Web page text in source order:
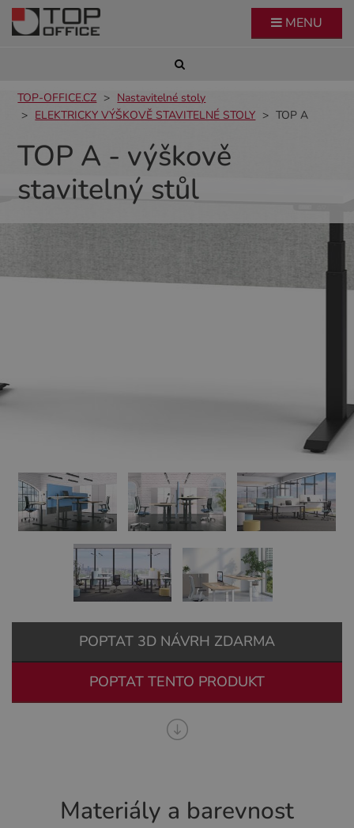
MENU
TOP-OFFICE.CZ
Nastavitelné stoly
ELEKTRICKY VÝŠKOVĚ STAVITELNÉ STOLY
TOP A
TOP A - výškově
stavitelný stůl
POPTAT 3D NÁVRH ZDARMA
POPTAT TENTO PRODUKT
Materiály a barevnost